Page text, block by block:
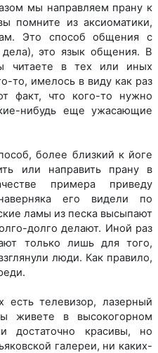
мы направляем прану к
помните из аксиоматики,
Это способ общения с
это язык общения. В
читаете в тех или иных
то, имелось в виду как раз
факт, что кого-то нужно
нибудь еще ужасающие
более близкий к йоге
или направить прану в
примера приведу
его видели по
ламы из песка высыпают
долго делают. Иной раз
только лишь для того,
люди. Как правило,
телевизор, лазерный
живете в высокогорном
достаточно красивы, но
галереи, ни каких-